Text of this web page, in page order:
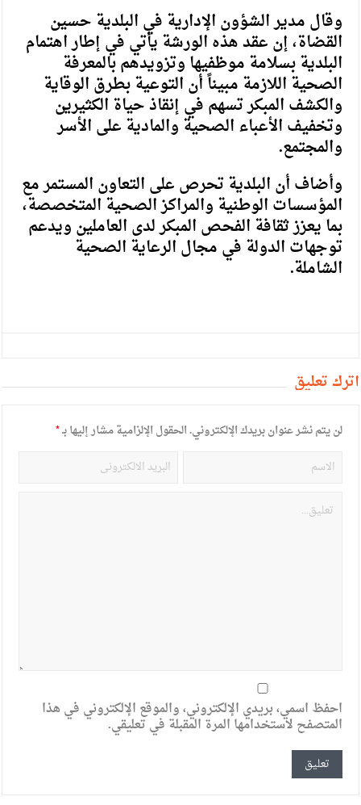
وقال مدير الشؤون الإدارية في البلدية حسين
القضاة، إن عقد هذه الورشة يأتي في إطار اهتمام
البلدية بسلامة موظفيها وتزويدهم بالمعرفة
الصحية اللازمة مبيناً أن التوعية بطرق الوقاية
والكشف المبكر تسهم في إنقاذ حياة الكثيرين
وتخفيف الأعباء الصحية والمادية على الأسر
والمجتمع.
وأضاف أن البلدية تحرص على التعاون المستمر مع
المؤسسات الوطنية والمراكز الصحية المتخصصة،
بما يعزز ثقافة الفحص المبكر لدى العاملين ويدعم
توجهات الدولة في مجال الرعاية الصحية
الشاملة.
أترك تعليق
لن يتم نشر عنوان بريدك الإلكتروني.الحقول الإلزامية مشار إليها بـ*
احفظ اسمي، بريدي الإلكتروني، والموقع الإلكتروني في هذا
المتصفح لاستخدامها المرة المقبلة في تعليقي.